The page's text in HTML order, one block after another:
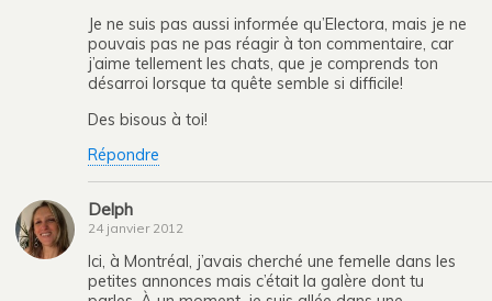
Je ne suis pas aussi informée qu’Electora, mais je ne
pouvais pas ne pas réagir à ton commentaire, car
j’aime tellement les chats, que je comprends ton
désarroi lorsque ta quête semble si difficile!
Des bisous à toi!
Répondre
Delph
24 janvier 2012
Ici, à Montréal, j’avais cherché une femelle dans les
petites annonces mais c’était la galère dont tu